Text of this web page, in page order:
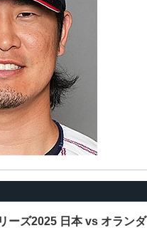
ーズ2025 日本 vs オランダ